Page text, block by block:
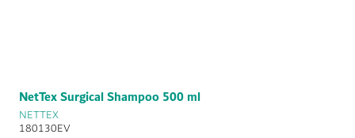
NetTex Surgical Shampoo 500 ml
NETTEX
180130EV